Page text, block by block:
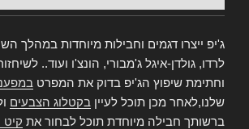
ג'יפ ייצרו דגמים וחבילות מיוחדות במהלך
לרדו, גולדן-איגל ג'מבורי, הונצ'ו ועוד..
וחתימת שיפוץ הג'יפ בדוק את המפרט
שלנו,לאחר מכן תוכל לעיין בקטלוג הצבעים
ברשותך חבילה מיוחדת תוכל לבחור את